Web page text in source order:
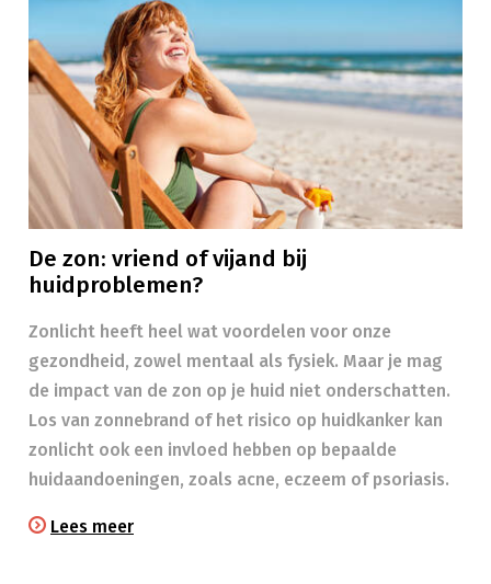
De zon: vriend of vijand bij
huidproblemen?
Zonlicht heeft heel wat voordelen voor onze
gezondheid, zowel mentaal als fysiek. Maar je mag
de impact van de zon op je huid niet onderschatten.
Los van zonnebrand of het risico op huidkanker kan
zonlicht ook een invloed hebben op bepaalde
huidaandoeningen, zoals acne, eczeem of psoriasis.
Lees meer